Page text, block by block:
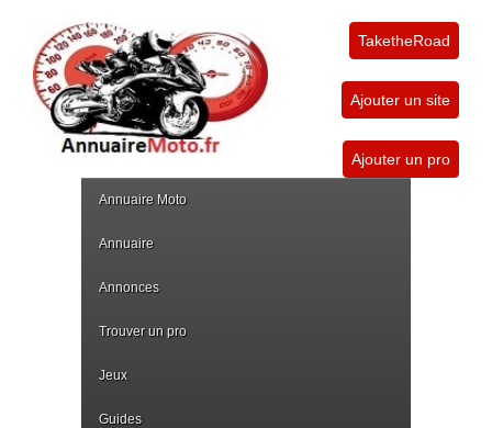
TaketheRoad
Ajouter un site
Ajouter un pro
Annuaire Moto
Annuaire
Annonces
Trouver un pro
Jeux
Guides